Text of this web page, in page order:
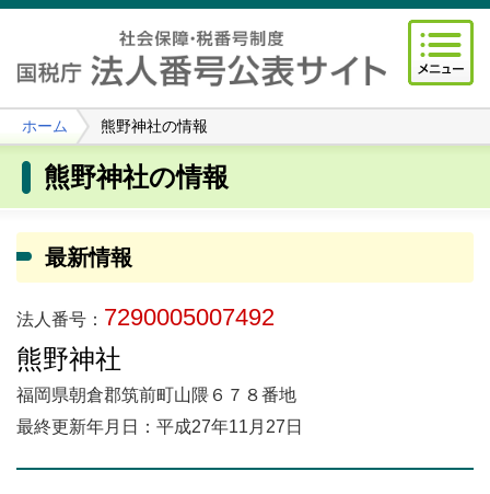
ホーム 熊野神社の情報
熊野神社の情報
最新情報
法人番号： 7290005007492
熊野神社
福岡県朝倉郡筑前町山隈６７８番地
最終更新年月日：平成27年11月27日